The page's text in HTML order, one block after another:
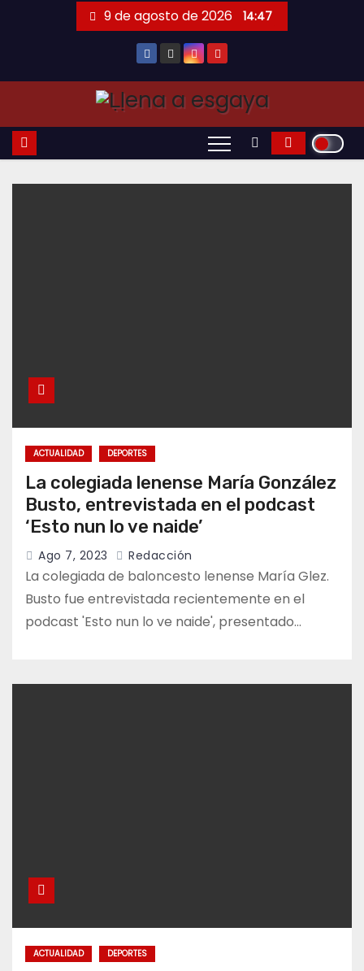
9 de agosto de 2026 14:47
ACTUALIDAD DEPORTES
La colegiada lenense María González
Busto, entrevistada en el podcast
‘Esto nun lo ve naide’
Ago 7, 2023 Redacción
La colegiada de baloncesto lenense María Glez.
Busto fue entrevistada recientemente en el
podcast 'Esto nun lo ve naide', presentado…
ACTUALIDAD DEPORTES